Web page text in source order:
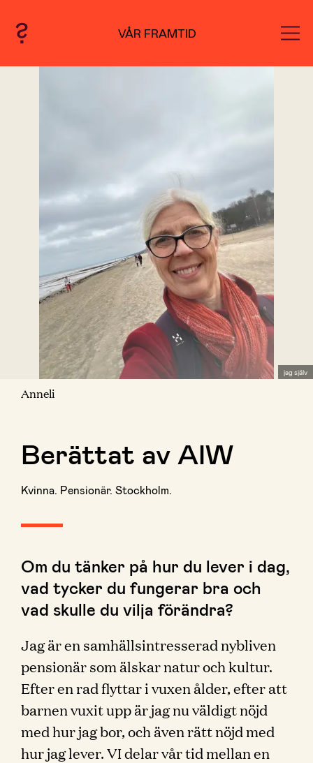
VÅR FRAMTID
jag själv
Anneli
Berättat av AIW
Kvinna. Pensionär. Stockholm.
Om du tänker på hur du lever i dag,
vad tycker du fungerar bra och
vad skulle du vilja förändra?
Jag är en samhällsintresserad nybliven
pensionär som älskar natur och kultur.
Efter en rad flyttar i vuxen ålder, efter att
barnen vuxit upp är jag nu väldigt nöjd
med hur jag bor, och även rätt nöjd med
hur jag lever. VI delar vår tid mellan en